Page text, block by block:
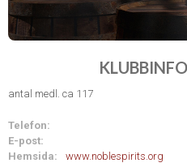
antal medl. ca 117
Telefon:
E-post:
Hemsida:
www.noblespirits.org